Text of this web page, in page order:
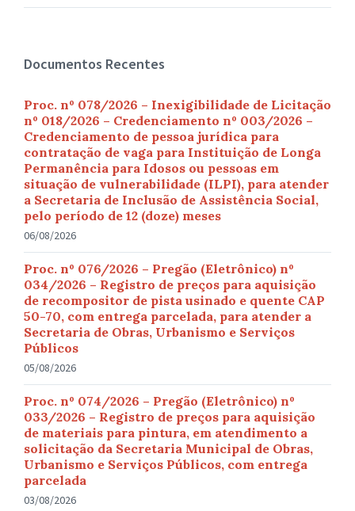
Documentos Recentes
Proc. nº 078/2026 – Inexigibilidade de Licitação
nº 018/2026 – Credenciamento nº 003/2026 –
Credenciamento de pessoa jurídica para
contratação de vaga para Instituição de Longa
Permanência para Idosos ou pessoas em
situação de vulnerabilidade (ILPI), para atender
a Secretaria de Inclusão de Assistência Social,
pelo período de 12 (doze) meses
06/08/2026
Proc. nº 076/2026 – Pregão (Eletrônico) nº
034/2026 – Registro de preços para aquisição
de recompositor de pista usinado e quente CAP
50-70, com entrega parcelada, para atender a
Secretaria de Obras, Urbanismo e Serviços
Públicos
05/08/2026
Proc. nº 074/2026 – Pregão (Eletrônico) nº
033/2026 – Registro de preços para aquisição
de materiais para pintura, em atendimento a
solicitação da Secretaria Municipal de Obras,
Urbanismo e Serviços Públicos, com entrega
parcelada
03/08/2026